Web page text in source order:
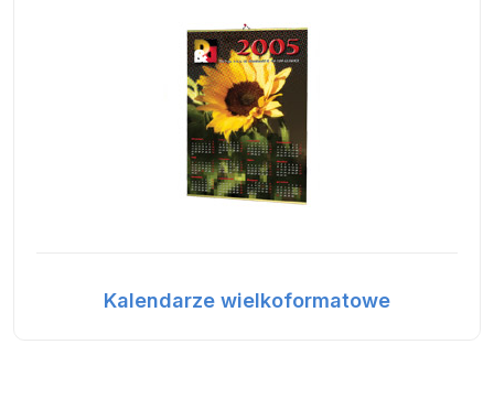
Kalendarze wielkoformatowe